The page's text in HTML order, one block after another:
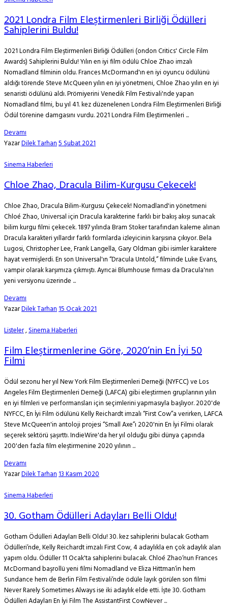
2021 Londra Film Eleştirmenleri Birliği Ödülleri
Sahiplerini Buldu!
2021 Londra Film Eleştirmenleri Birliği Ödülleri (ondon Critics' Circle Film
Awards) Sahiplerini Buldu! Yılın en iyi film ödülü Chloe Zhao imzalı
Nomadland filminin oldu. Frances McDormand'ın en iyi oyuncu ödülünü
aldığı törende Steve McQueen yılın en iyi yönetmeni, Chloe Zhao yılın en iyi
senaristi ödülünü aldı. Prömiyerini Venedik Film Festivali'nde yapan
Nomadland filmi, bu yıl 41. kez düzenelenen Londra Film Eleştirmenleri Birliği
Ödül törenine damgasını vurdu. 2021 Londra Film Eleştirmenleri ...
Devamı
YazarDilek Tarhan5 Şubat 2021
Sinema Haberleri
Chloe Zhao, Dracula Bilim-Kurgusu Çekecek!
Chloe Zhao, Dracula Bilim-Kurgusu Çekecek! Nomadland'in yönetmeni
Chloé Zhao, Universal için Dracula karakterine farklı bir bakış akışı sunacak
bilim kurgu filmi çekecek. 1897 yılında Bram Stoker tarafından kaleme alınan
Dracula karakteri yıllardır farklı formlarda izleyicinin karşısına çıkıyor. Bela
Lugosi, Christopher Lee, Frank Langella, Gary Oldman gibi isimler karaktere
hayat vermişlerdi. En son Universal'ın “Dracula Untold,” filminde Luke Evans,
vampir olarak karşımıza çıkmıştı. Ayrıcai Blumhouse firması da Dracula'nın
yeni versiyonu üzerinde ...
Devamı
YazarDilek Tarhan15 Ocak 2021
Listeler,Sinema Haberleri
Film Eleştirmenlerine Göre, 2020’nin En İyi 50
Filmi
Ödül sezonu her yıl New York Film Eleştirmenleri Derneği (NYFCC) ve Los
Angeles Film Eleştirmenleri Derneği (LAFCA) gibi eleştirmen gruplarının yılın
en iyi filmleri ve performansları için seçimlerini yapmasıyla başlıyor. 2020'de
NYFCC, En İyi Film ödülünü Kelly Reichardt imzalı “First Cow”a verirken, LAFCA
Steve McQueen'in antoloji projesi “Small Axe”ı 2020'nin En İyi Filmi olarak
seçerek sektörü şaşırttı. IndieWire'da her yıl olduğu gibi dünya çapında
200'den fazla film eleştirmenine 2020 yılının ...
Devamı
YazarDilek Tarhan13 Kasım 2020
Sinema Haberleri
30. Gotham Ödülleri Adayları Belli Oldu!
Gotham Ödülleri Adayları Belli Oldu! 30. kez sahiplerini bulacak Gotham
Ödülleri’nde, Kelly Reichardt imzalı First Cow, 4 adaylıkla en çok adaylık alan
yapım oldu. Ödüller 11 Ocak'ta sahiplerini bulacak. Chloé Zhao‘nun Frances
McDormand başrollü yeni filmi Nomadland ve Eliza Hittman‘in hem
Sundance hem de Berlin Film Festivali’nde ödüle layık görülen son filmi
Never Rarely Sometimes Always ise iki adaylık elde etti. İşte 30. Gotham
Ödülleri Adayları En İyi Film The AssistantFirst CowNever ...